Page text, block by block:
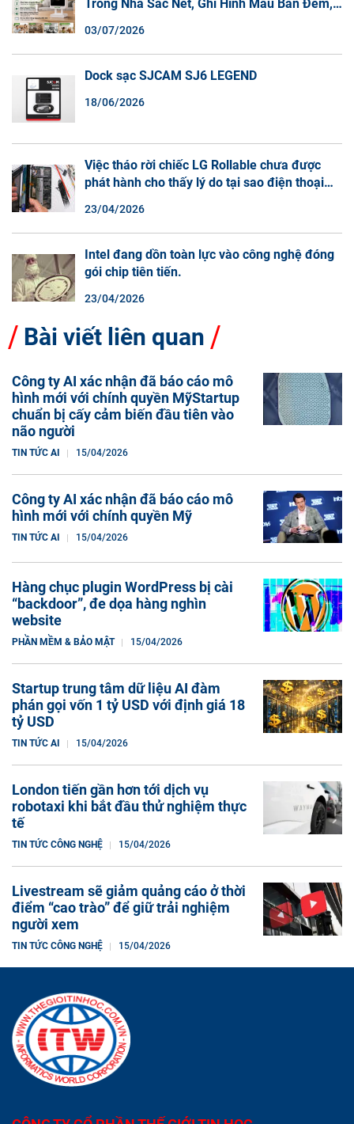
Trong Nhà Sắc Nét, Ghi Hình Màu Ban Đêm,
03/07/2026
Dock sạc SJCAM SJ6 LEGEND
18/06/2026
Việc tháo rời chiếc LG Rollable chưa được
phát hành cho thấy lý do tại sao điện thoại
23/04/2026
Intel đang dồn toàn lực vào công nghệ đóng
gói chip tiên tiến.
23/04/2026
Bài viết liên quan
Công ty AI xác nhận đã báo cáo mô
hình mới với chính quyền MỹStartup
chuẩn bị cấy cảm biến đầu tiên vào
não người
TIN TỨC AI 15/04/2026
Công ty AI xác nhận đã báo cáo mô
hình mới với chính quyền Mỹ
TIN TỨC AI 15/04/2026
Hàng chục plugin WordPress bị cài
“backdoor”, đe dọa hàng nghìn
website
PHẦN MỀM & BẢO MẬT 15/04/2026
Startup trung tâm dữ liệu AI đàm
phán gọi vốn 1 tỷ USD với định giá 18
tỷ USD
TIN TỨC AI 15/04/2026
London tiến gần hơn tới dịch vụ
robotaxi khi bắt đầu thử nghiệm thực
tế
TIN TỨC CÔNG NGHỆ 15/04/2026
Livestream sẽ giảm quảng cáo ở thời
điểm “cao trào” để giữ trải nghiệm
người xem
TIN TỨC CÔNG NGHỆ 15/04/2026